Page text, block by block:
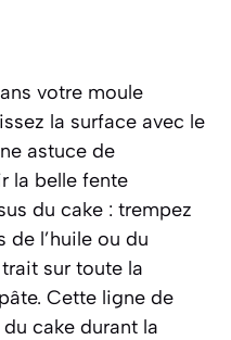
votre moule
la surface avec le
astuce de
la belle fente
du cake : trempez
de l’huile ou du
sur toute la
Cette ligne de
cake durant la